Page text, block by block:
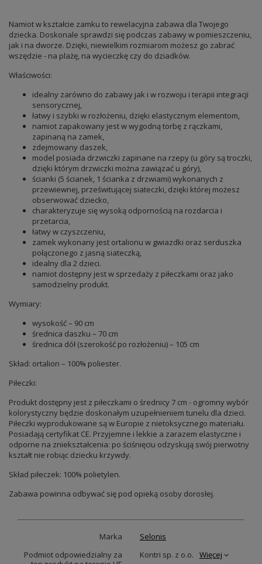
Namiot w kształcie zamku to rewelacyjna zabawa dla Twojego
dziecka. Doskonale sprawdzi się podczas zabawy w pomieszczeniu,
jak i na dworze. Dzięki, niewielkim rozmiarom możesz go zabrać
wszędzie - na plażę, na wycieczkę czy do dziadków.
Właściwości:
idealny zarówno do zabawy jak i w rozwoju i terapii integracji
sensorycznej,
łatwy i szybki w rozłożeniu, dzięki elastycznym elementom,
namiot zapakowany jest w wygodną torbę z rączkami,
zapinaną na zamek,
zdejmowany daszek,
model posiada drzwiczki zapinane na rzepy (u góry są troczki,
dzięki którym drzwiczki można zawiązać u góry),
ścianki (5 ścianek, 1 ścianka z drzwiami) wykonanych z
przewiewnej, prześwitującej siateczki, dzięki której możesz
obserwować dziecko,
charakteryzuje się wysoką odpornością na rozdarcia i
przetarcia,
łatwy w czyszczeniu,
zamek wykonany jest ortalionu w gwiazdki oraz serduszka
połączonego z jasną siateczką,
idealny dla 2 dzieci.
namiot dostępny jest w sprzedaży z piłeczkami oraz jako
samodzielny produkt.
Wymiary:
wysokość – 90 cm
średnica daszku – 70 cm
średnica dół (szerokość po rozłożeniu) – 105 cm
Skład: ortalion – 100% poliester.
Piłeczki:
Produkt dostępny jest z piłeczkami o średnicy 7 cm - ogromny wybór
kolorystyczny będzie doskonałym uzupełnieniem tunelu dla dzieci.
Piłeczki wyprodukowane są w Europie z nietoksycznego materiału.
Posiadają certyfikat CE. Przyjemne i lekkie a zarazem elastyczne i
odporne na zniekształcenia: po ściśnięciu odzyskują swój pierwotny
kształt nie robiąc dziecku krzywdy.
Skład piłeczek: 100% polietylen.
Zabawa powinna odbywać się pod opieką osoby dorosłej.
Marka
Selonis
Podmiot odpowiedzialny za
Kontri sp. z o.o. Więcej